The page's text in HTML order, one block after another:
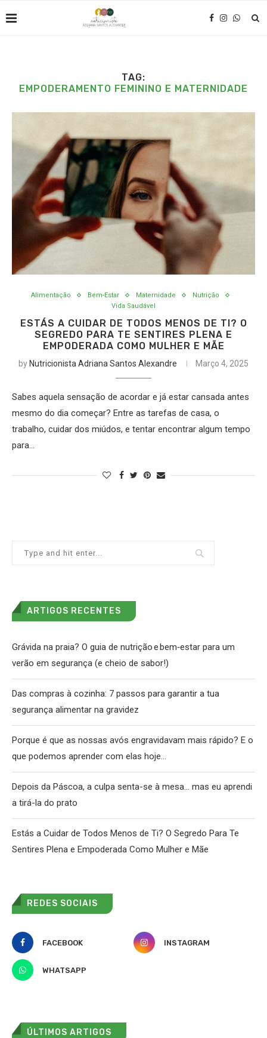
TAG:
EMPODERAMENTO FEMININO E MATERNIDADE
Alimentação Bem-Estar Maternidade
Nutrição
Vida Saudável
ESTÁS A CUIDAR DE TODOS MENOS DE TI? O
SEGREDO PARA TE SENTIRES PLENA E
EMPODERADA COMO MULHER E MÃE
by Nutricionista Adriana Santos Alexandre Março 4, 2025
Sabes aquela sensação de acordar e já estar cansada antes
mesmo do dia começar? Entre as tarefas de casa, o
trabalho, cuidar dos miúdos, e tentar encontrar algum tempo
para…
ARTIGOS RECENTES
Grávida na praia? O guia de nutrição e bem‑estar para um
verão em segurança (e cheio de sabor!)
Das compras à cozinha: 7 passos para garantir a tua
segurança alimentar na gravidez
Porque é que as nossas avós engravidavam mais rápido? E o
que podemos aprender com elas hoje…
Depois da Páscoa, a culpa senta-se à mesa… mas eu aprendi
a tirá-la do prato
Estás a Cuidar de Todos Menos de Ti? O Segredo Para Te
Sentires Plena e Empoderada Como Mulher e Mãe
REDES SOCIAIS
FACEBOOK INSTAGRAM
WHATSAPP
ÚLTIMOS ARTIGOS